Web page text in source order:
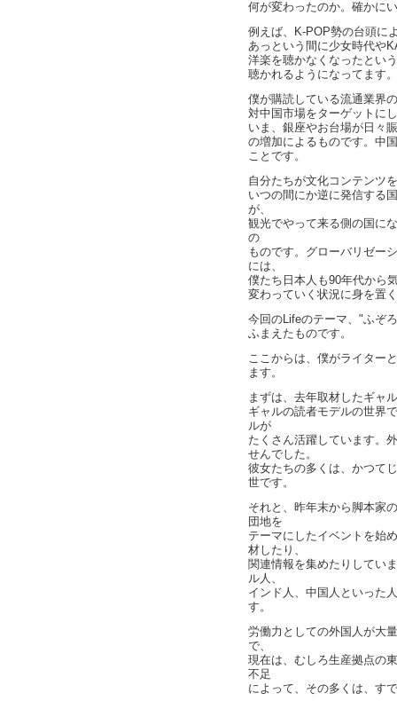
何が変わったのか。確かに
例えば、K-POP勢の台頭に
あっという間に少女時代や
洋楽を聴かなくなったとい
聴かれるようになってます。
僕が購読している流通業界
対中国市場をターゲットに
いま、銀座やお台場が日々
の増加によるものです。中
ことです。
自分たちが文化コンテンツ
いつの間にか逆に発信する
が、
観光でやって来る側の国に
の
ものです。グローバリゼー
には、
僕たち日本人も90年代から
変わっていく状況に身を置
今回のLifeのテーマ、"ふぞ
ふまえたものです。
ここからは、僕がライター
ます。
まずは、去年取材したギャ
ギャルの読者モデルの世界
ルが
たくさん活躍しています。
せんでした。
彼女たちの多くは、かつて
世です。
それと、昨年末から脚本家
団地を
テーマにしたイベントを始
材したり、
関連情報を集めたりしてい
ル人、
インド人、中国人といった
す。
労働力としての外国人が大
で、
現在は、むしろ生産拠点の
不足
によって、その多くは、す